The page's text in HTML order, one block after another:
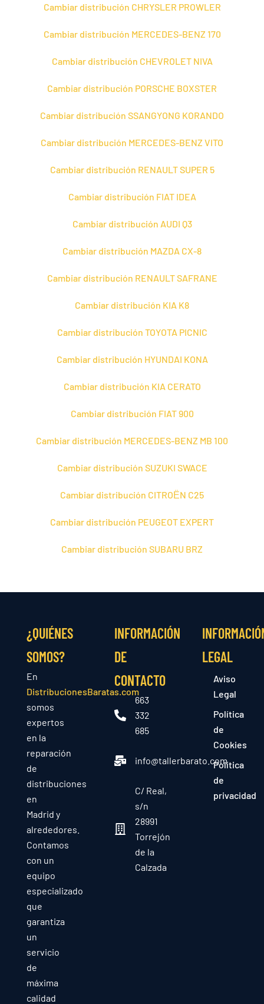
Cambiar distribución CHRYSLER PROWLER
Cambiar distribución MERCEDES-BENZ 170
Cambiar distribución CHEVROLET NIVA
Cambiar distribución PORSCHE BOXSTER
Cambiar distribución SSANGYONG KORANDO
Cambiar distribución MERCEDES-BENZ VITO
Cambiar distribución RENAULT SUPER 5
Cambiar distribución FIAT IDEA
Cambiar distribución AUDI Q3
Cambiar distribución MAZDA CX-8
Cambiar distribución RENAULT SAFRANE
Cambiar distribución KIA K8
Cambiar distribución TOYOTA PICNIC
Cambiar distribución HYUNDAI KONA
Cambiar distribución KIA CERATO
Cambiar distribución FIAT 900
Cambiar distribución MERCEDES-BENZ MB 100
Cambiar distribución SUZUKI SWACE
Cambiar distribución CITROЁN C25
Cambiar distribución PEUGEOT EXPERT
Cambiar distribución SUBARU BRZ
¿QUIÉNES
SOMOS?
En
DistribucionesBaratas.com
somos
expertos
en la
reparación
de
distribuciones
en
Madrid y
alrededores.
Contamos
con un
equipo
especializado
que
garantiza
un
servicio
de
máxima
calidad
INFORMACIÓN
DE
CONTACTO
663
332
685
info@tallerbarato.com
C/ Real,
s/n
28991
Torrejón
de la
Calzada
LEGAL
Aviso
Legal
Política
de
Cookies
Política
de
privacidad